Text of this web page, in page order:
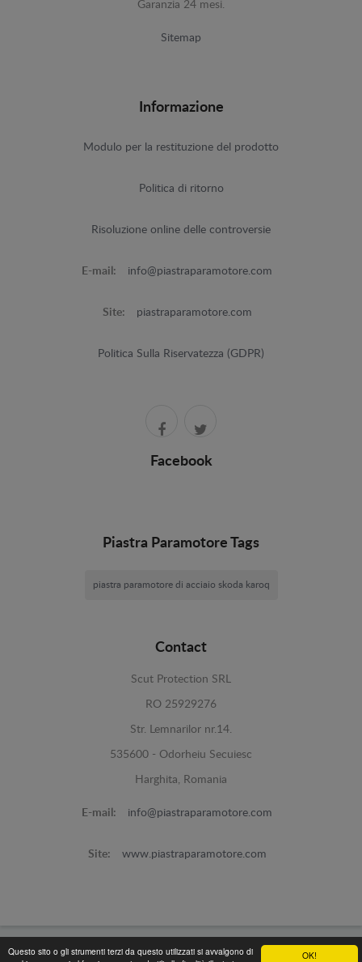
OK!
Questo sito o gli strumenti terzi da questo utilizzati si avvalgono di
Garanzia 24 mesi.
Sitemap
Informazione
Modulo per la restituzione del prodotto
Politica di ritorno
Risoluzione online delle controversie
E-mail: info@piastraparamotore.com
Site: piastraparamotore.com
Politica Sulla Riservatezza (GDPR)
Facebook
Piastra Paramotore Tags
piastra paramotore di acciaio skoda karoq
Contact
Scut Protection SRL
RO 25929276
Str. Lemnarilor nr.14.
535600 - Odorheiu Secuiesc
Harghita, Romania
E-mail: info@piastraparamotore.com
Site: www.piastraparamotore.com
Piastra Paramotore di acciaio -© 2026